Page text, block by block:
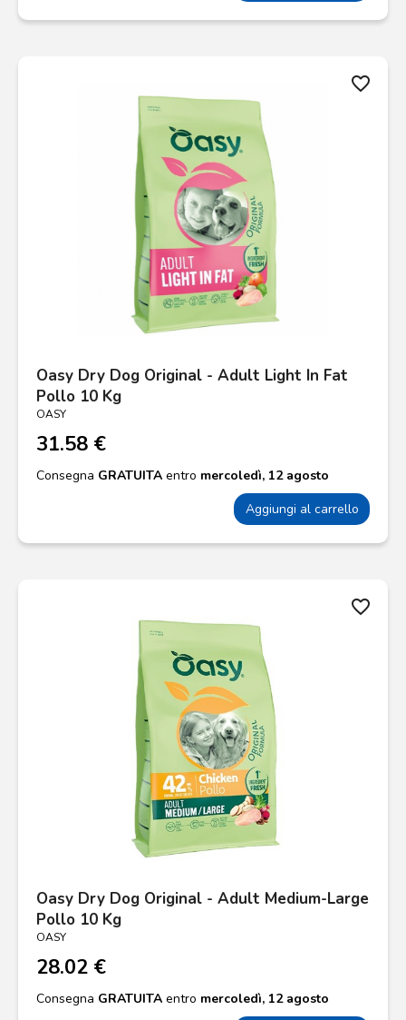
favorite_border
Oasy Dry Dog Original - Adult Light In Fat
Pollo 10 Kg
OASY
31.58 €
Consegna GRATUITA entro mercoledì, 12 agosto
Aggiungi al carrello
favorite_border
Oasy Dry Dog Original - Adult Medium-Large
Pollo 10 Kg
OASY
28.02 €
Consegna GRATUITA entro mercoledì, 12 agosto